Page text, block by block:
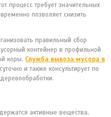
процесс требует значительных
позволяет снизить
правильный сбор
контейнер в профильной
коры. Служба вывоза мусора в
и также консультирует по
активные вещества,